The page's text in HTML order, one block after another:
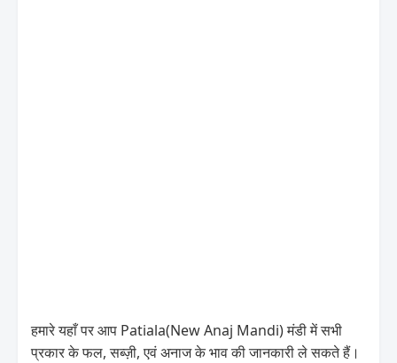
हमारे यहाँ पर आप Patiala(New Anaj Mandi) मंडी में सभी
प्रकार के फल, सब्ज़ी, एवं अनाज के भाव की जानकारी ले सकते हैं।